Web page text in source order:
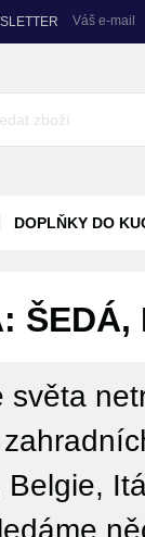
Váš e-mail
DOPLŇKY DO
světa